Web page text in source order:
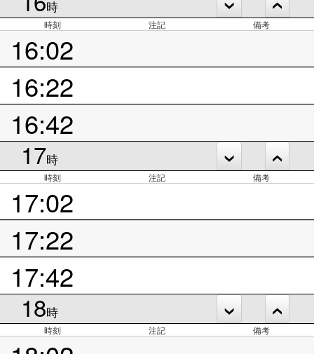
時
時刻 注記 備考
16:02
16:22
16:42
17時
時刻 注記 備考
17:02
17:22
17:42
18時
時刻 注記 備考